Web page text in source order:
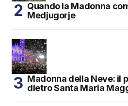
Quando la Madonna
Medjugorje
Madonna della Neve: il
dietro Santa Maria